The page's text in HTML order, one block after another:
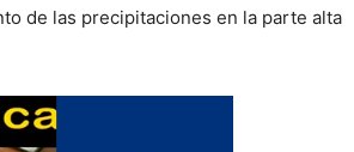
de las precipitaciones en la parte alta